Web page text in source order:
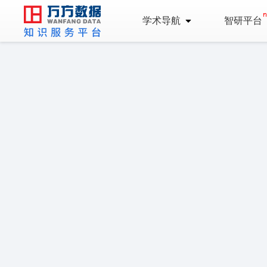
学术导航 智研平台